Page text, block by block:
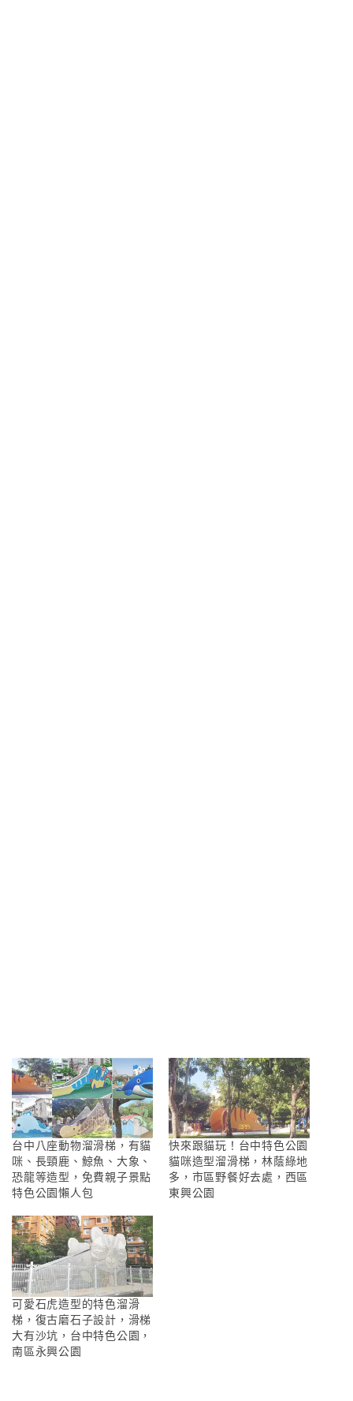
台中八座動物溜滑梯，有貓
咪、長頸鹿、鯨魚、大象、
恐龍等造型，免費親子景點
特色公園懶人包
快來跟貓玩！台中特色公園
貓咪造型溜滑梯，林蔭綠地
多，市區野餐好去處，西區
東興公園
可愛石虎造型的特色溜滑
梯，復古磨石子設計，滑梯
大有沙坑，台中特色公園，
南區永興公園